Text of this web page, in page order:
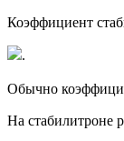
Коэффициент
.
Обычно
На стабилитроне